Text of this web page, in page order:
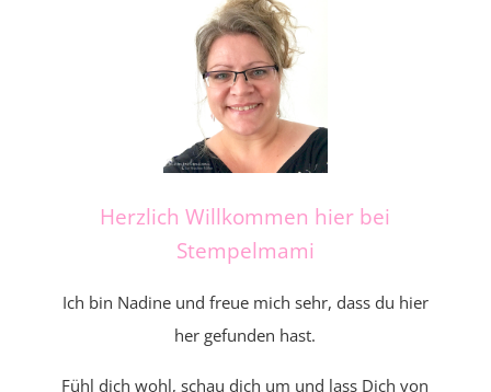
Herzlich Willkommen hier bei
Stempelmami
Ich bin Nadine und freue mich sehr, dass du hier
her gefunden hast.
Fühl dich wohl, schau dich um und lass Dich von